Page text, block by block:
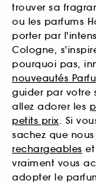
trouver sa
ou les parfums
porter par
Cologne,
pourquoi pas,
nouveautés
guider par votre
allez adorer les
petits prix. Si
sachez que
rechargeables
vraiment vous
adopter le